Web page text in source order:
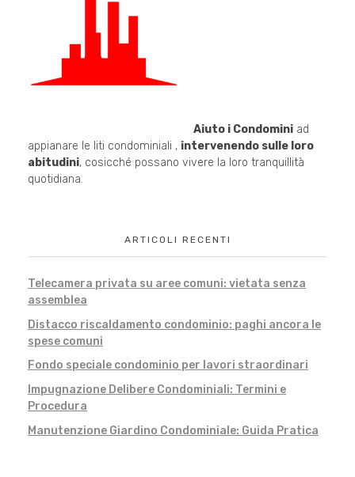
Aiuto i Condominiad
appianare le liti condominiali , intervenendo sulle loro
abitudini, cosicché possano vivere la loro tranquillità
quotidiana.
ARTICOLI RECENTI
Telecamera privata su aree comuni: vietata senza
assemblea
Distacco riscaldamento condominio: paghi ancora le
spese comuni
Fondo speciale condominio per lavori straordinari
Impugnazione Delibere Condominiali: Termini e
Procedura
Manutenzione Giardino Condominiale: Guida Pratica